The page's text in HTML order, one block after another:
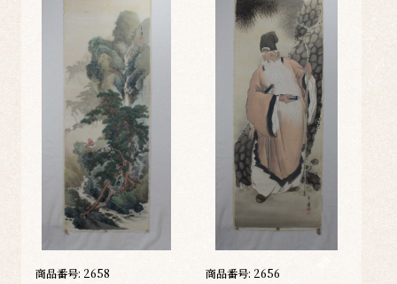
商品番号: 2658 商品番号: 2656